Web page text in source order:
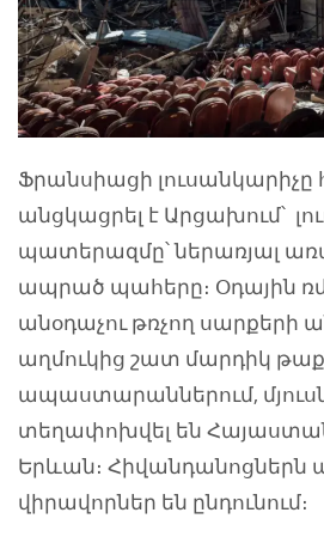
Ֆրանսիացի լուսանկարիչը
անցկացրել է Արցախում՝
պատերազմը՝ ներառյալ
ապրած պահերը։ Օդային
անօդաչու թռչող սարքերի
աղմուկից շատ մարդիկ
ապաստարաններում,
տեղափոխվել են
Երևան։ Հիվանդանոցներն
վիրավորներ են ընդունում։